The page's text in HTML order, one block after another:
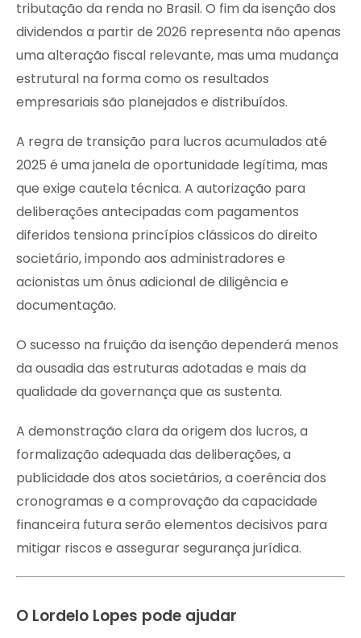
tributação da renda no Brasil. O fim da isenção dos
dividendos a partir de 2026 representa não apenas
uma alteração fiscal relevante, mas uma mudança
estrutural na forma como os resultados
empresariais são planejados e distribuídos.
A regra de transição para lucros acumulados até
2025 é uma janela de oportunidade legítima, mas
que exige cautela técnica. A autorização para
deliberações antecipadas com pagamentos
diferidos tensiona princípios clássicos do direito
societário, impondo aos administradores e
acionistas um ônus adicional de diligência e
documentação.
O sucesso na fruição da isenção dependerá menos
da ousadia das estruturas adotadas e mais da
qualidade da governança que as sustenta.
A demonstração clara da origem dos lucros, a
formalização adequada das deliberações, a
publicidade dos atos societários, a coerência dos
cronogramas e a comprovação da capacidade
financeira futura serão elementos decisivos para
mitigar riscos e assegurar segurança jurídica.
O Lordelo Lopes pode ajudar